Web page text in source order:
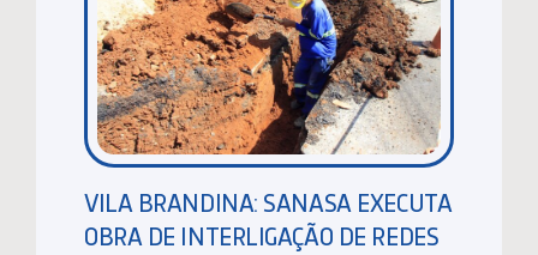
VILA BRANDINA: SANASA EXECUTA
OBRA DE INTERLIGAÇÃO DE REDES